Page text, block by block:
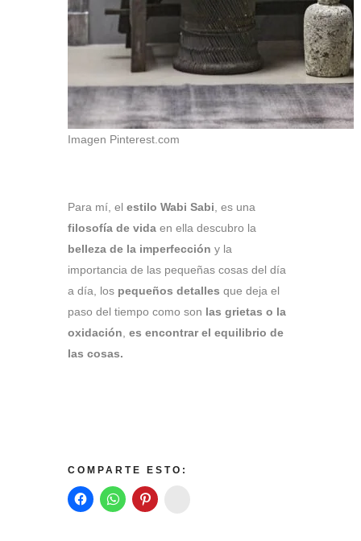
Imagen Pinterest.com
Para mí, el estilo Wabi Sabi , es una
filosofía de vida en ella descubro la
belleza de la imperfección y la
importancia de las pequeñas cosas del día
a día, los pequeños detalles que deja el
paso del tiempo como son las grietas o la
oxidación es encontrar el equilibrio de
las cosas.
COMPARTE ESTO: